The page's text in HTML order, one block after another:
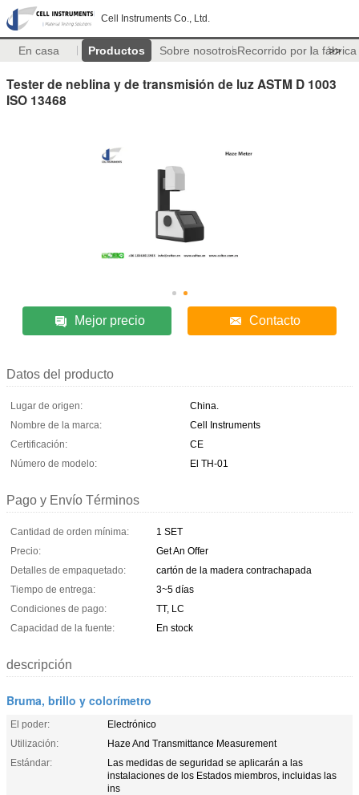
Cell Instruments Co., Ltd.
En casa Productos Sobre nosotrosRecorrido por la fábrica
>>
Tester de neblina y de transmisión de luz ASTM D 1003
ISO 13468
Mejor precio Contacto
Datos del producto
Lugar de origen:
China.
Nombre de la marca:
Cell Instruments
Certificación:
CE
Número de modelo:
El TH-01
Pago y Envío Términos
Cantidad de orden mínima:
1 SET
Precio:
Get An Offer
Detalles de empaquetado:
cartón de la madera contrachapada
Tiempo de entrega:
3~5 días
Condiciones de pago:
TT, LC
Capacidad de la fuente:
En stock
descripción
Bruma, brillo y colorímetro
El poder:
Electrónico
Utilización:
Haze And Transmittance Measurement
Estándar:
Las medidas de seguridad se aplicarán a las
instalaciones de los Estados miembros, incluidas las
ins